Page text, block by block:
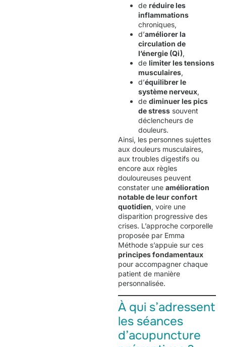
de réduire les
inflammations
chroniques,
d’améliorer la
circulation de
l’énergie (Qi),
de limiter les tensions
musculaires,
d’équilibrer le
système nerveux,
de diminuer les pics
de stress souvent
déclencheurs de
douleurs.
Ainsi, les personnes sujettes
aux douleurs musculaires,
aux troubles digestifs ou
encore aux règles
douloureuses peuvent
constater une amélioration
notable de leur confort
quotidien, voire une
disparition progressive des
crises. L’approche corporelle
proposée par Emma
Méthode s’appuie sur ces
principes fondamentaux
pour accompagner chaque
patient de manière
personnalisée.
À qui s’adressent
les séances
d’acupuncture